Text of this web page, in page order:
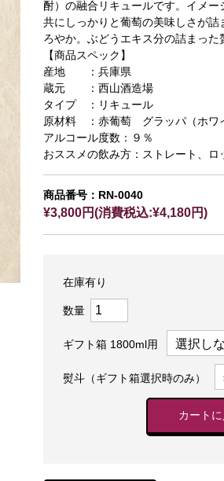
酎）の融合リキュールです。イメ
共にしっかりと葡萄の美味しさが
ろやか。ぶどうエキス分の詰まった
【商品スペック】
産地 ：兵庫県
蔵元 ：西山酒造場
タイプ ：リキュール
原材料 ：赤葡萄 グラッパ（ホワ
アルコール度数：９％
おススメの飲み方：ストレート、ロ
商品番号：RN-0040
¥3,800円(消費税込:¥4,180円)
在庫有り
数量
ギフト箱 1800ml用
熨斗（ギフト箱選択時のみ）